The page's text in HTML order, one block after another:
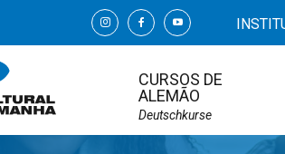
CURSOS DE
ALEMÃO
Deutschkurse